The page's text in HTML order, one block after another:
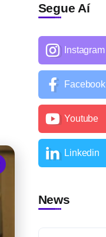
Segue Aí
Instagram
Facebook
Youtube
Linkedin
News